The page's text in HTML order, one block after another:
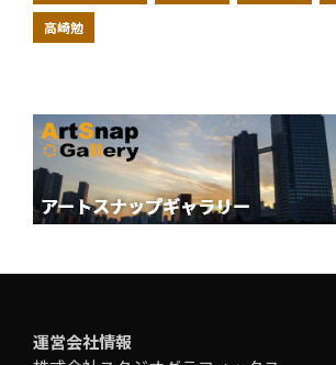
高崎勉
運営会社情報